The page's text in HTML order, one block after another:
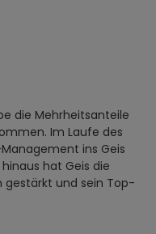
die Mehrheitsanteile
Im Laufe des
ins Geis
hat Geis die
gestärkt und sein Top-